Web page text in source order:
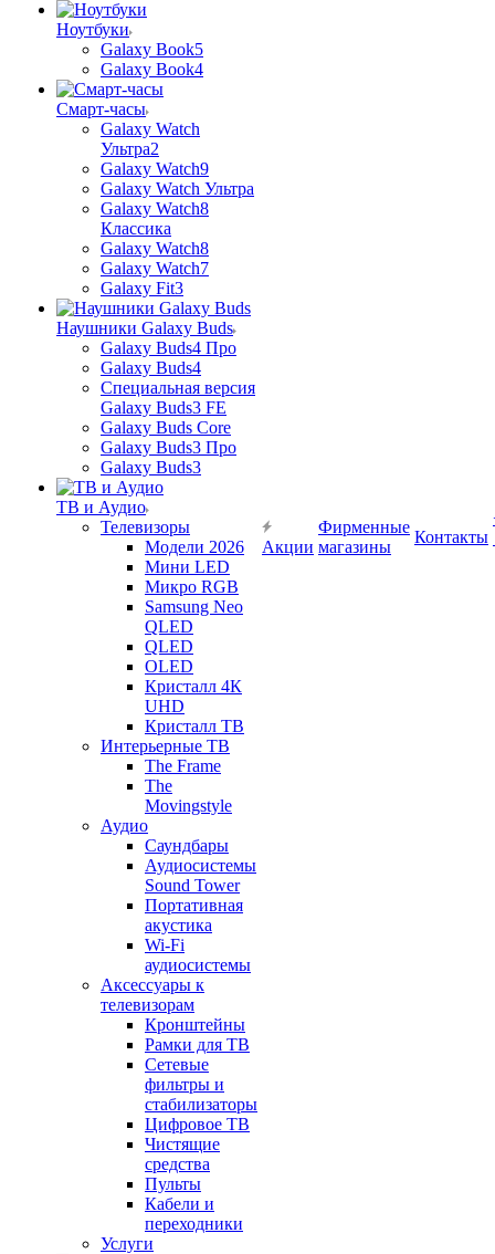
Ноутбуки
Galaxy Book5
Galaxy Book4
Смарт-часы
Galaxy Watch
Ультра2
Galaxy Watch9
Galaxy Watch Ультра
Galaxy Watch8
Классика
Galaxy Watch8
Galaxy Watch7
Galaxy Fit3
Наушники Galaxy Buds
Galaxy Buds4 Про
Galaxy Buds4
Специальная версия
Galaxy Buds3 FE
Galaxy Buds Core
Galaxy Buds3 Про
Galaxy Buds3
ТВ и Аудио
Телевизоры
Модели 2026
Мини LED
Микро RGB
Samsung Neo
QLED
QLED
OLED
Кристалл 4К
UHD
Кристалл ТВ
Интерьерные ТВ
The Frame
The
Movingstyle
Аудио
Саундбары
Аудиосистемы
Sound Tower
Портативная
акустика
Wi-Fi
аудиосистемы
Аксессуары к
телевизорам
Кронштейны
Рамки для ТВ
Сетевые
фильтры и
стабилизаторы
Цифровое ТВ
Чистящие
средства
Пульты
Кабели и
переходники
Услуги
Акции
Фирменные
магазины
Контакты